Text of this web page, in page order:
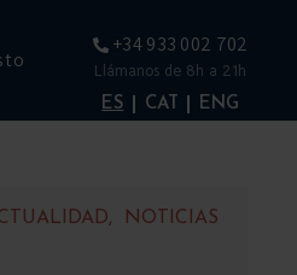
+34 933 002 702
Llámanos de 8h a 21h
ES CAT ENG
NOTICIAS